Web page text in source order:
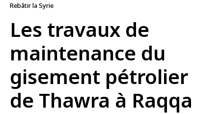
Rebâtir la Syrie
Les travaux de
maintenance du
gisement pétrolier
de Thawra à Raqqa